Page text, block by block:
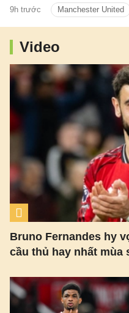
9h trước Manchester United
Video
Bruno Fernandes hy
cầu thủ hay nhất mùa